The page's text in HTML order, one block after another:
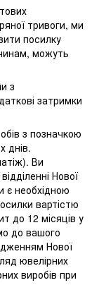
тривоги, ми
посилку
можуть
з
затримки
з позначкою
днів.
Ви
Нової
є необхідною
вартістю
до 12 місяців у
до вашого
Нової
ювелірних
виробів при